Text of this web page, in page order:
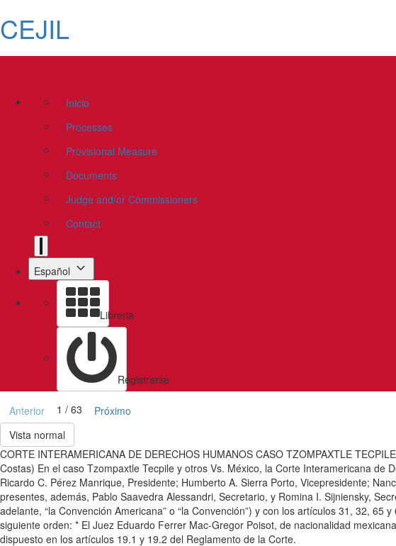
CEJIL
Inicio
Processes
Provisional Measure
Documents
Judge and/or Commissioners
Contact
Español
Libreria
Registrarse
Anterior 1 / 63
Próximo
Vista normal
CORTE INTERAMERICANA DE DERECHOS HUMANOS CASO TZOMPAXTLE
Costas) En el caso Tzompaxtle Tecpile y otros Vs. México, la Corte Interamericana de
Ricardo C. Pérez Manrique, Presidente; Humberto A. Sierra Porto, Vicepresidente;
presentes, además, Pablo Saavedra Alessandri, Secretario, y Romina I. Sijniensky,
adelante, “la Convención Americana” o “la Convención”) y con los artículos 31, 32,
siguiente orden: * El Juez Eduardo Ferrer Mac-Gregor Poisot, de nacionalidad
dispuesto en los artículos 19.1 y 19.2 del Reglamento de la Corte.